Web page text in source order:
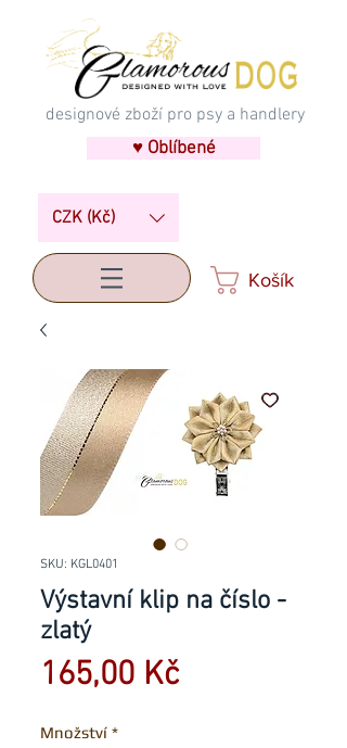
designové zboží pro psy a handlery
♥ Oblíbené
CZK (Kč)
Košík
SKU: KGL0401
Výstavní klip na číslo -
zlatý
165,00 KčCena
Množství *